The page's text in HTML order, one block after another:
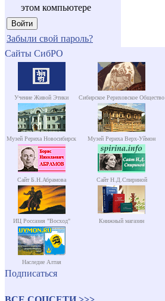
этом компьютере
Забыли свой пароль?
Сайты СибРО
Учение Живой Этики Сибирское Рериховское Общество
Музей Рериха Новосибирск Музей Рериха Верх-Уймон
Сайт Б.Н.Абрамова Сайт Н.Д.Спириной
ИЦ Россазия "Восход" Книжный магазин
Наследие Алтая
Подписаться